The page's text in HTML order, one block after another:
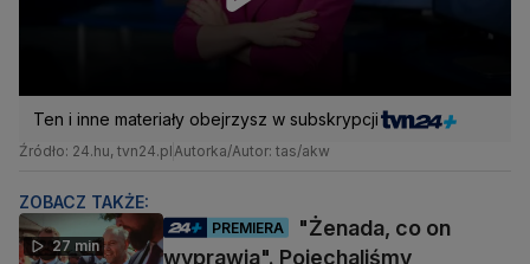
Ten i inne materiały obejrzysz w subskrypcji
Źródło: 24.hu, tvn24.plAutorka/Autor: tas/akw
ZOBACZ TAKŻE:
27 min
PREMIERA
"Żenada, co on
wyprawia". Pojechaliśmy